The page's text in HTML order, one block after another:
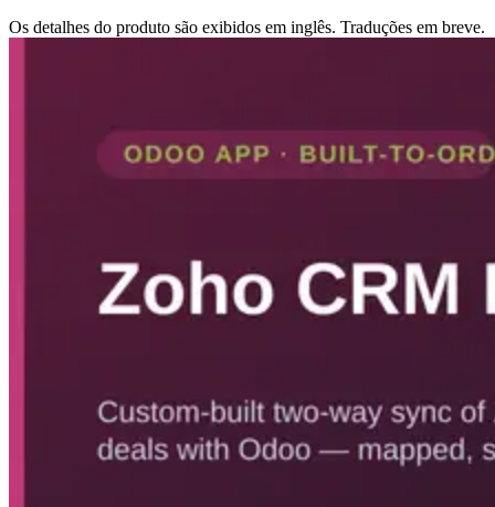
Os detalhes do produto são exibidos em inglês. Traduções em breve.